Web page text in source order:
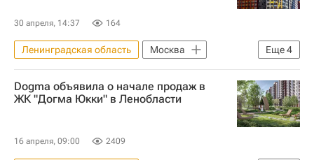
30 апреля, 14:37 164
Еще4
Ленинградская область
Москва
Новая Москва
ГК "А101"
Строительство
Девелоперы
Dogma объявила о начале продаж в
ЖК "Догма Юкки" в Ленобласти
16 апреля, 09:00 2409